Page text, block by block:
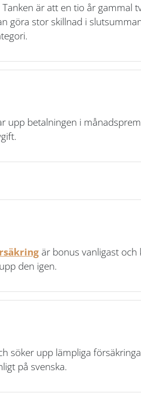
är att en tio år gammal
göra stor skillnad i
upp betalningen i
är bonus vanligast och
den igen.
söker upp lämpliga
på svenska.